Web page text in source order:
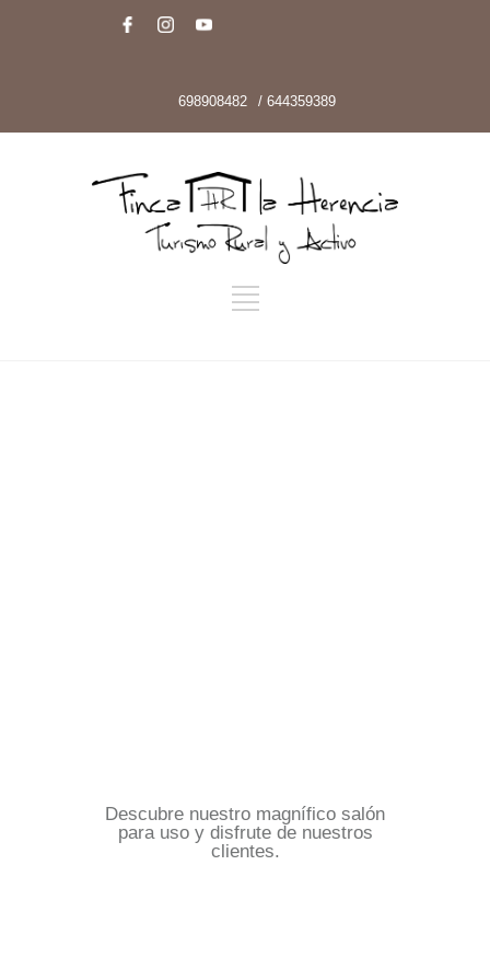
/ 644359389
698908482
Descubre nuestro magnífico salón
para uso y disfrute de nuestros
clientes.